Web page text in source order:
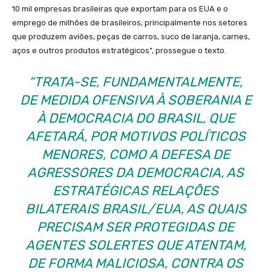
10 mil empresas brasileiras que exportam para os EUA e o
emprego de milhões de brasileiros, principalmente nos setores
que produzem aviões, peças de carros, suco de laranja, carnes,
aços e outros produtos estratégicos”, prossegue o texto.
“TRATA-SE, FUNDAMENTALMENTE,
DE MEDIDA OFENSIVA À SOBERANIA E
À DEMOCRACIA DO BRASIL, QUE
AFETARÁ, POR MOTIVOS POLÍTICOS
MENORES, COMO A DEFESA DE
AGRESSORES DA DEMOCRACIA, AS
ESTRATÉGICAS RELAÇÕES
BILATERAIS BRASIL/EUA, AS QUAIS
PRECISAM SER PROTEGIDAS DE
AGENTES SOLERTES QUE ATENTAM,
DE FORMA MALICIOSA, CONTRA OS